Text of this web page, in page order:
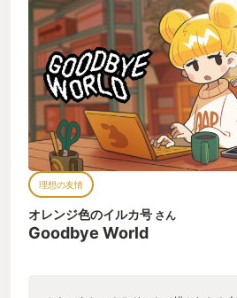
理想の友情
オレンジ色のイルカ号 さん
Goodbye World